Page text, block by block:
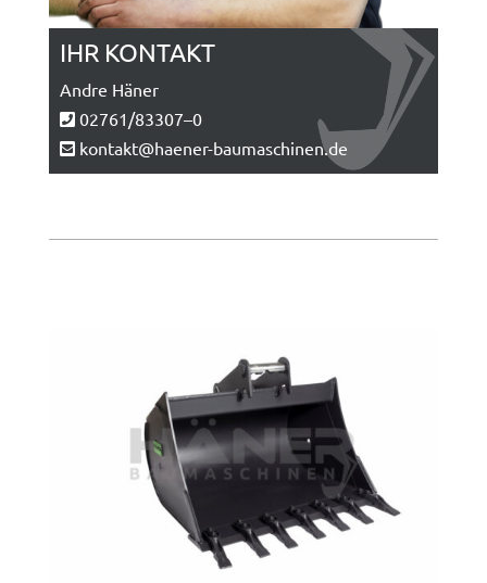
IHR KONTAKT
Andre Hän­er
02761/83307–0
kontakt@haener-baumaschinen.de